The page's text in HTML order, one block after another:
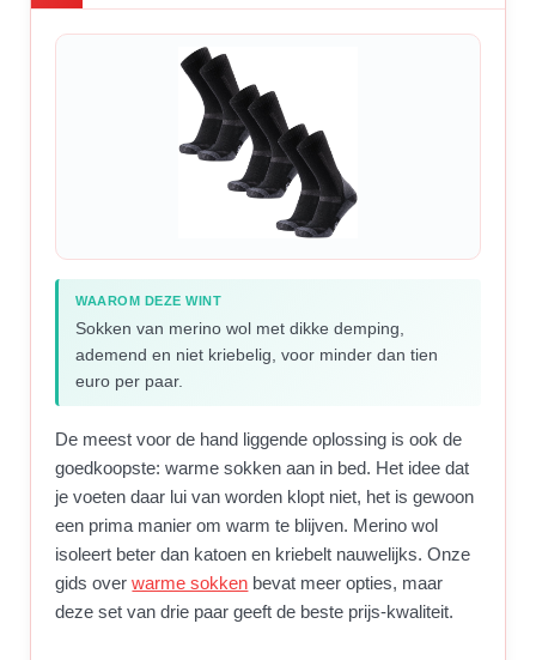
WAAROM DEZE WINT
Sokken van merino wol met dikke demping,
ademend en niet kriebelig, voor minder dan tien
euro per paar.
De meest voor de hand liggende oplossing is ook de
goedkoopste: warme sokken aan in bed. Het idee dat
je voeten daar lui van worden klopt niet, het is gewoon
een prima manier om warm te blijven. Merino wol
isoleert beter dan katoen en kriebelt nauwelijks. Onze
gids overwarme sokken bevat meer opties, maar
deze set van drie paar geeft de beste prijs-kwaliteit.